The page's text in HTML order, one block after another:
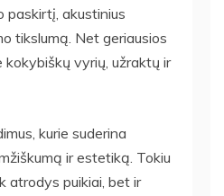
paskirtį, akustinius
tikslumą. Net geriausios
kokybiškų vyrių, užraktų ir
kurie suderina
ir estetiką. Tokiu
atrodys puikiai, bet ir